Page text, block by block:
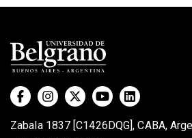
Zabala 1837 [C1426DQG], CABA,